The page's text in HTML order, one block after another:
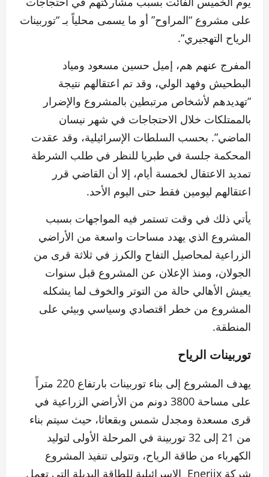
على مشروع “المراوح” أو ما يسمى محلياً بـ “توربينات
الرياح التهجيري”.
المفرج عنهم هم، إميل حسين مسعود ومياد
البطحيش وفهد الولي، وقد تم اعتقالهم نتيجة
“تهديدهم لأشخاص مرتبطين بالمشروع والإضرار
بالممتلكات خلال الاحتجاجات في شهر نيسان
الماضي”. بحسب السلطات الإسرائيلية، وقد عقدت
المحكمة جلسة في طبريا للنظر في طلب الشرطة
تمديد الاعتقال لخمسة أيام، إلا أن القاضي قرر
اعتقالهم ليومين فقط حتى اليوم الأحد.
يأتي ذلك في وقت تستمر فيه المواجهات بسبب
المشروع الذي يهدد مساحات واسعة من الأراضي
الزراعية لمحاصيل التفاح والكرز في ثلاثة قرى من
الجولان، ومنذ الإعلان عن المشروع قبل سنوات
يعيش الأهالي حالة من التوتر والخوف لما يشكله
المشروع من خطر اقتصادي وسياسي وبيئي على
المنطقة.
توربينات الرياح
يهدف المشروع إلى بناء توربينات بارتفاع 220 متراً
على مساحة 3800 دونم من الأراضي الزراعية في
قرى مسعدة ومجدل شمس وبقعاثا، حيث سيتم بناء
من 21 إلى 32 توربينة في المرحلة الأولى لتوليد
الكهرباء من طاقة الرياح، وتتولى تنفيذ المشروع
شركة Enerjix الإسرائيلية للطاقة البديلة التي تعمل